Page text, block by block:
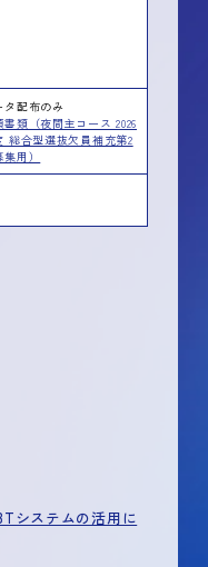
タ配布のみ
書類（夜間主コース 2026
総合型選抜欠員補充第2
用）
システムの活用に